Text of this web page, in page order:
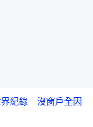
界紀錄 沒窗戶全因